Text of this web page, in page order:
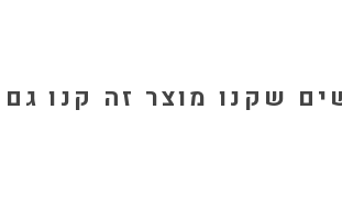
שקנו מוצר זה קנו גם